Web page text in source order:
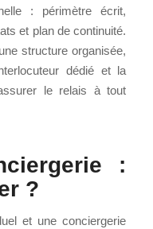
: périmètre écrit,
et plan de continuité.
structure organisée,
dédié et la
le relais à tout
:
?
et une conciergerie